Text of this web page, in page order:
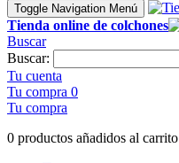
Toggle Navigation Menú
Tienda online de colchones
Buscar
Buscar:
Tu cuenta
Tu compra 0
Tu compra
0 productos añadidos al carrito